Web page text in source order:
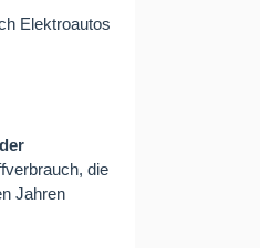
Elektroautos
die
Jahren